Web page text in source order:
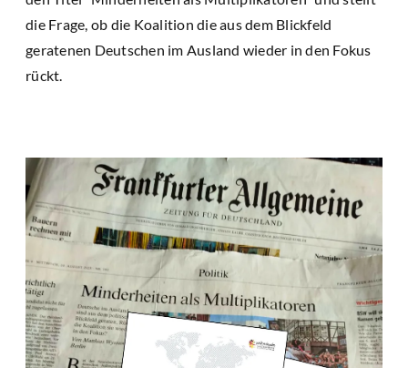
die Frage, ob die Koalition die aus dem Blickfeld
geratenen Deutschen im Ausland wieder in den Fokus
rückt.